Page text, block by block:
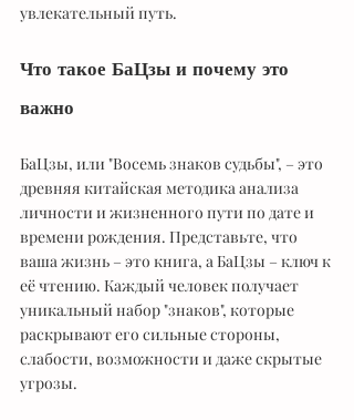
увлекательный путь.
Что такое БаЦзы и почему это
важно
БаЦзы, или "Восемь знаков судьбы", – это
древняя китайская методика анализа
личности и жизненного пути по дате и
времени рождения. Представьте, что
ваша жизнь – это книга, а БаЦзы – ключ к
её чтению. Каждый человек получает
уникальный набор "знаков", которые
раскрывают его сильные стороны,
слабости, возможности и даже скрытые
угрозы.